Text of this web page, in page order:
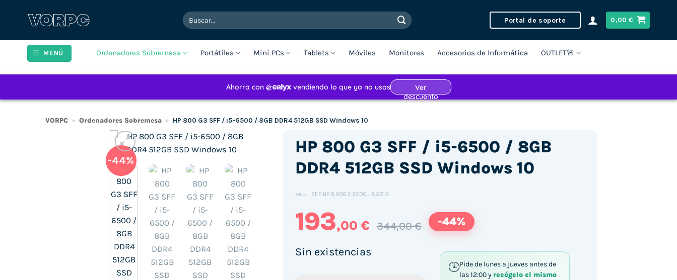
Buscar
por:
Portal de soporte 0,00€
MENÚ Ordenadores Sobremesa Portátiles Mini PCs Tablets Móviles Monitores Accesorios de Informática OUTLET🚨
VORPC » Ordenadores Sobremesa » HP 800 G3 SFF / i5-6500 / 8GB DDR4 512GB SSD Windows 10
-44%
HP 800 G3 SFF / i5-6500 / 8GB
DDR4 512GB SSD Windows 10
SKU: SFF.HP.800G3.6500_8G512
193,00 € 344,00 € -44%
Sin existencias
Pide de lunes a jueves antes de
las 12:00 y recógelo el mismo